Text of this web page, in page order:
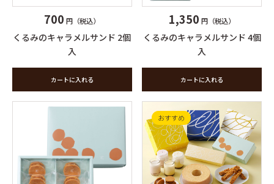
700 円（税込）
くるみのキャラメルサンド 2個
入
カートに入れる
1,350 円（税込）
くるみのキャラメルサンド 4個
入
カートに入れる
おすすめ